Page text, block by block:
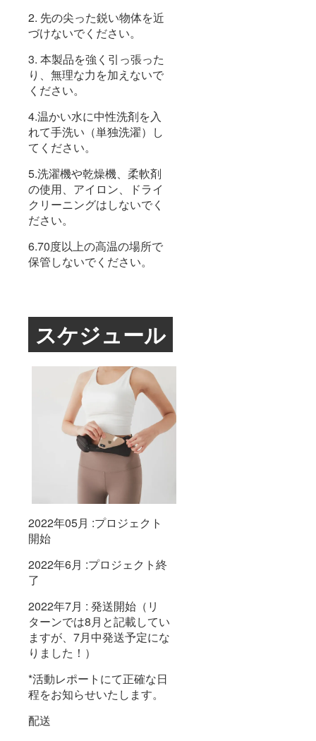
2. 先の尖った鋭い物体を近
づけないでください。
3. 本製品を強く引っ張った
り、無理な力を加えないで
ください。
4.温かい水に中性洗剤を入
れて手洗い（単独洗濯）し
てください。
5.洗濯機や乾燥機、柔軟剤
の使用、アイロン、ドライ
クリーニングはしないでく
ださい。
6.70度以上の高温の場所で
保管しないでください。
スケジュール
2022年05月 :プロジェクト
開始
2022年6月 :プロジェクト終
了
2022年7月 : 発送開始（リ
ターンでは8月と記載してい
ますが、7月中発送予定にな
りました！）
*活動レポートにて正確な日
程をお知らせいたします。
配送